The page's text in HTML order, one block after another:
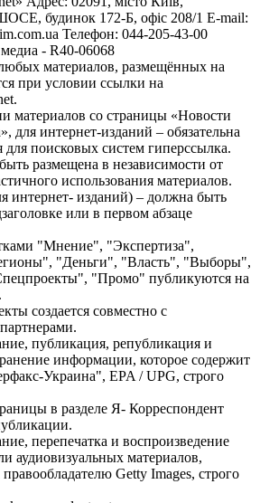
будинок 172-Б, офіс 208/1 E-mail:
Телефон: 044-205-43-00
- R40-06068
материалов, размещённых на
при условии ссылки на
материалов со страницы «Новости
для интернет-изданий – обязательна
для поисковых систем гиперссылка.
размещена в независимости от
использования материалов.
интернет- изданий) – должна быть
или в первом абзаце
"Мнение", "Экспертиза",
"Деньги", "Власть", "Выборы",
"Промо" публикуются на
создается совместно с
публикация, републикация и
информации, которое содержит
Украина", EPA / UPG, строго
в разделе Я- Корреспондент
перепечатка и воспроизведение
аудиовизуальных материалов,
Getty Images, строго